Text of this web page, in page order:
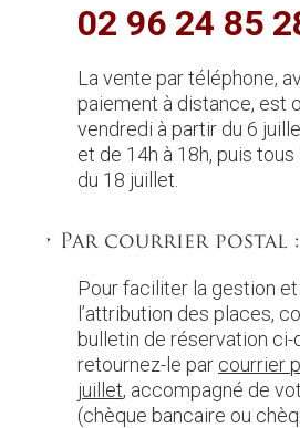
02 96 24 85
La vente par téléphone,
paiement à distance, est
vendredi à partir du 6
et de 14h à 18h, puis
du 18 juillet.
• Par courrier postal :
Pour faciliter la gestion
l’attribution des places,
bulletin de réservation ci-
retournez-le par courrier
juillet, accompagné de
(chèque bancaire ou